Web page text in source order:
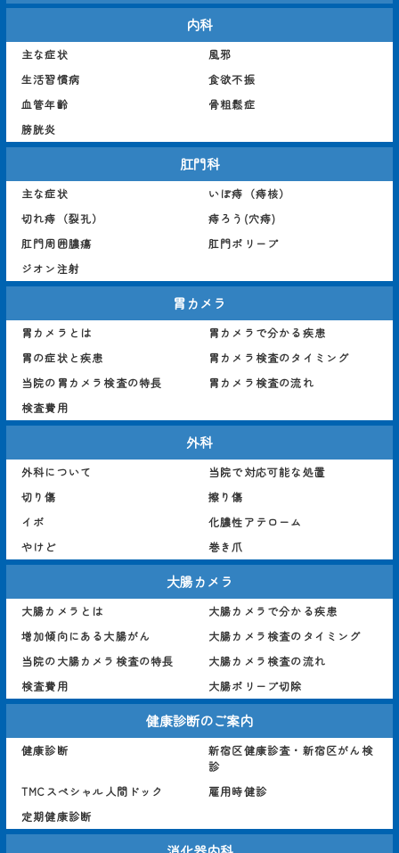
内科
主な症状
風邪
生活習慣病
食欲不振
血管年齢
骨粗鬆症
膀胱炎
肛門科
主な症状
いぼ痔（痔核）
切れ痔（裂孔）
痔ろう(穴痔)
肛門周囲膿瘍
肛門ポリープ
ジオン注射
胃カメラ
胃カメラとは
胃カメラで分かる疾患
胃の症状と疾患
胃カメラ検査のタイミング
当院の胃カメラ検査の特長
胃カメラ検査の流れ
検査費用
外科
外科について
当院で対応可能な処置
切り傷
擦り傷
イボ
化膿性アテローム
やけど
巻き爪
大腸カメラ
大腸カメラとは
大腸カメラで分かる疾患
増加傾向にある大腸がん
大腸カメラ検査のタイミング
当院の大腸カメラ検査の特長
大腸カメラ検査の流れ
検査費用
大腸ポリープ切除
健康診断のご案内
健康診断
新宿区健康診査・新宿区がん検
診
TMCスペシャル人間ドック
雇用時健診
定期健康診断